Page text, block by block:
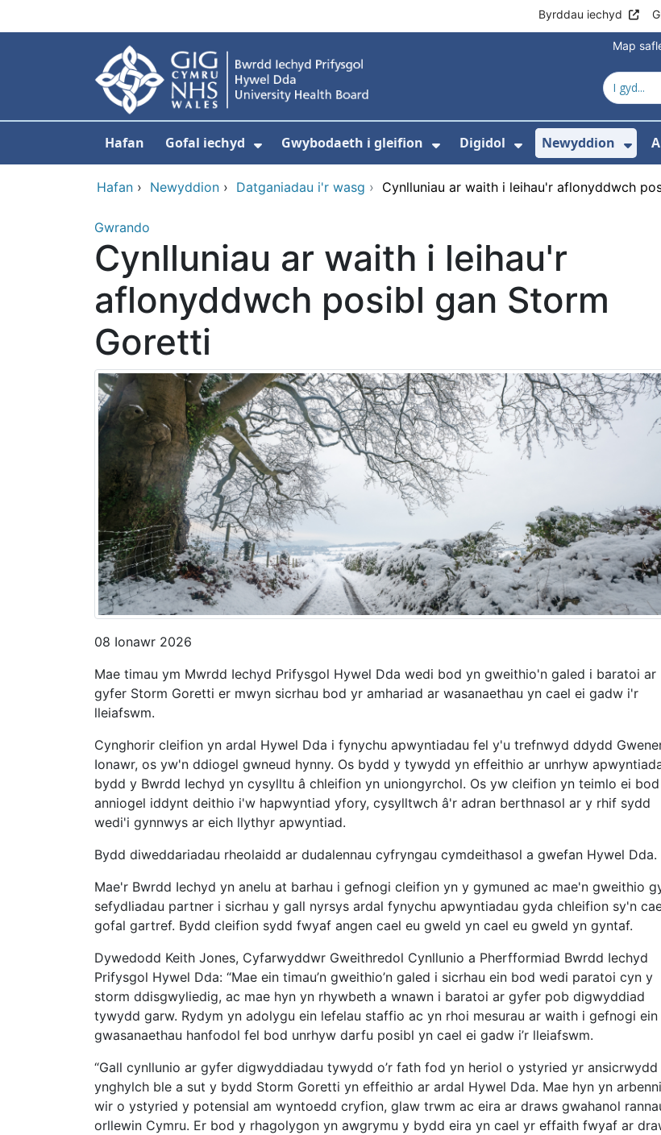
Byrddau iechyd
Map
Hafan Gofal iechyd
Dangos isddewislen ar gyfer Gofal iechyd
Gwybodaeth i gleifion
Dangos isddewislen ar
Digidol
Dangos
Newyddion
Hafan › Newyddion › Datganiadau i'r wasg › Cynlluniau ar waith i leihau'r aflonyddwch
Gwrando
Cynlluniau ar waith i leihau'r
aflonyddwch posibl gan Storm
Goretti
08 Ionawr 2026
Mae timau ym Mwrdd Iechyd Prifysgol Hywel Dda wedi bod yn gweithio'n galed i baratoi ar
gyfer Storm Goretti er mwyn sicrhau bod yr amhariad ar wasanaethau yn cael ei gadw i'r
lleiafswm.
Cynghorir cleifion yn ardal Hywel Dda i fynychu apwyntiadau fel y'u trefnwyd ddydd
Ionawr, os yw'n ddiogel gwneud hynny. Os bydd y tywydd yn effeithio ar unrhyw
bydd y Bwrdd Iechyd yn cysylltu â chleifion yn uniongyrchol. Os yw cleifion yn teimlo ei
anniogel iddynt deithio i'w hapwyntiad yfory, cysylltwch â'r adran berthnasol ar y rhif sydd
wedi'i gynnwys ar eich llythyr apwyntiad.
Bydd diweddariadau rheolaidd ar dudalennau cyfryngau cymdeithasol a gwefan Hywel Dda.
Mae'r Bwrdd Iechyd yn anelu at barhau i gefnogi cleifion yn y gymuned ac mae'n gweithio
sefydliadau partner i sicrhau y gall nyrsys ardal fynychu apwyntiadau gyda chleifion sy'n
gofal gartref. Bydd cleifion sydd fwyaf angen cael eu gweld yn cael eu gweld yn gyntaf.
Dywedodd Keith Jones, Cyfarwyddwr Gweithredol Cynllunio a Pherfformiad Bwrdd Iechyd
Prifysgol Hywel Dda: “Mae ein timau’n gweithio’n galed i sicrhau ein bod wedi paratoi cyn y
storm ddisgwyliedig, ac mae hyn yn rhywbeth a wnawn i baratoi ar gyfer pob digwyddiad
tywydd garw. Rydym yn adolygu ein lefelau staffio ac yn rhoi mesurau ar waith i gefnogi ein
gwasanaethau hanfodol fel bod unrhyw darfu posibl yn cael ei gadw i’r lleiafswm.
“Gall cynllunio ar gyfer digwyddiadau tywydd o’r fath fod yn heriol o ystyried yr ansicrwydd
ynghylch ble a sut y bydd Storm Goretti yn effeithio ar ardal Hywel Dda. Mae hyn yn
wir o ystyried y potensial am wyntoedd cryfion, glaw trwm ac eira ar draws gwahanol
orllewin Cymru. Er bod y rhagolygon yn awgrymu y bydd eira yn cael yr effaith fwyaf ar